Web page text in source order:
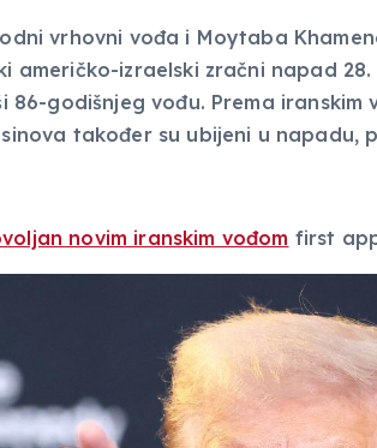
vrhovni vođa i Moytaba
američko-izraelski zračni napad
86-godišnjeg vođu. Prema iranskim
također su ubijeni u napadu,
novim iranskim vođom first